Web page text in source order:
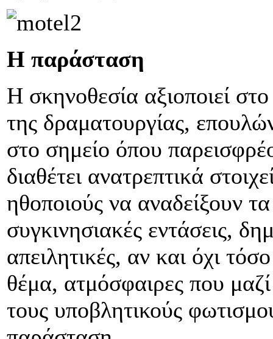
Η παράσταση
Η σκηνοθεσία αξιοποιεί
της δραματουργίας,
στο σημείο όπου
διαθέτει ανατρεπτικά
ηθοποιούς να αναδείξουν
συγκινησιακές εντάσεις,
απειλητικές, αν και όχι
θέμα, ατμόσφαιρες που
τους υποβλητικούς